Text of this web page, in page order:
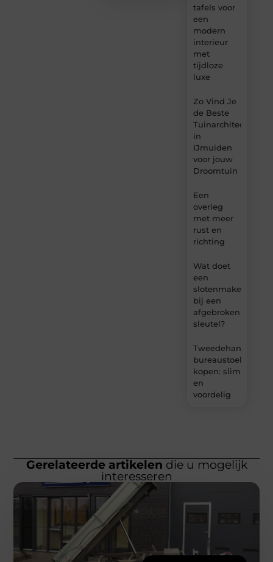
tafels voor
een
modern
interieur
met
tijdloze
luxe
Zo Vind Je
de Beste
Tuinarchitect
in
IJmuiden
voor jouw
Droomtuin
Een
overleg
met meer
rust en
richting
Wat doet
een
slotenmaker
bij een
afgebroken
sleutel?
Tweedehands
bureaustoel
kopen: slim
en
voordelig
Gerelateerde artikelen die u mogelijk
interesseren